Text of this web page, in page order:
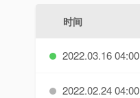
时间
2022.03.16 04:00
2022.02.24 04:00